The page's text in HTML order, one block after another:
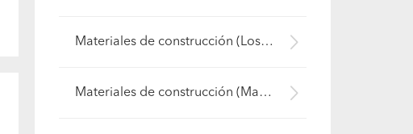
Materiales de construcción (Los Muermos)
Materiales de construcción (Maullín)